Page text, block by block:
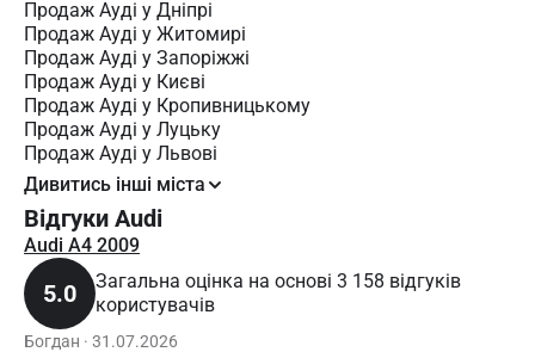
Продаж Ауді у Дніпрі
Продаж Ауді у Житомирі
Продаж Ауді у Запоріжжі
Продаж Ауді у Києві
Продаж Ауді у Кропивницькому
Продаж Ауді у Луцьку
Продаж Ауді у Львові
Дивитись інші міста
Відгуки Audi
Audi A4 2009
5.0
Загальна оцінка на основі 3 158 відгуків
користувачів
Богдан · 31.07.2026